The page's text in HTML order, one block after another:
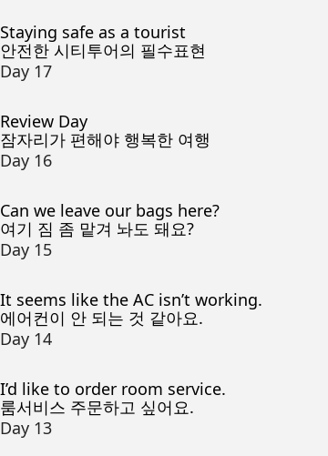
Staying safe as a tourist
안전한 시티투어의 필수표현
Day 17
Review Day
잠자리가 편해야 행복한 여행
Day 16
Can we leave our bags here?
여기 짐 좀 맡겨 놔도 돼요?
Day 15
It seems like the AC isn’t working.
에어컨이 안 되는 것 같아요.
Day 14
I’d like to order room service.
룸서비스 주문하고 싶어요.
Day 13